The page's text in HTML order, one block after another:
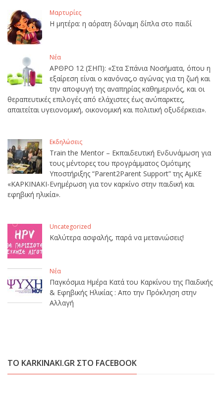
Μαρτυρίες
Η μητέρα: η αόρατη δύναμη δίπλα στο παιδί
Νέα
ΑΡΘΡΟ 12 (ΣΗΠ): «Στα Σπάνια Νοσήματα, όπου η
εξαίρεση είναι ο κανόνας,ο αγώνας για τη ζωή και
την αποφυγή της αναπηρίας καθημερινός, και οι
θεραπευτικές επιλογές από ελάχιστες έως ανύπαρκτες,
απαιτείται υγειονομική, οικονομική και πολιτική οξυδέρκεια».
Εκδηλώσεις
Train the Mentor – Εκπαιδευτική Ενδυνάμωση για
τους μέντορες του προγράμματος Ομότιμης
Υποστήριξης “Parent2Parent Support” της ΑμΚΕ
«ΚΑΡΚΙΝΑΚΙ-Ενημέρωση για τον καρκίνο στην παιδική και
εφηβική ηλικία».
Uncategorized
Καλύτερα ασφαλής, παρά να μετανιώσεις!
Νέα
Παγκόσμια Ημέρα Κατά του Καρκίνου της Παιδικής
& Εφηβικής Ηλικίας : Απο την Πρόκληση στην
Αλλαγή
ΤΟ KARKINAKI.GR ΣΤΟ FACEBOOK